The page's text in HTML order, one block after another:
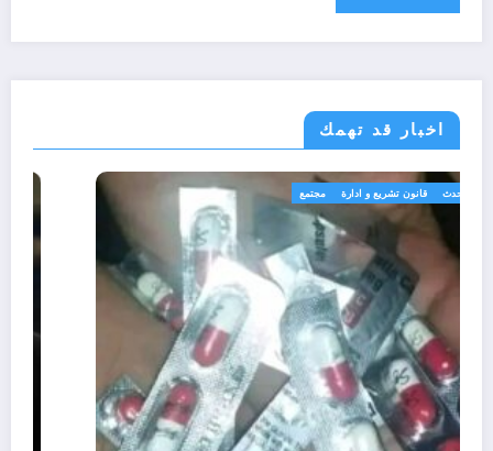
اخبار قد تهمك
الجزائر الحدث قانون تشريع و ادارة مجتمع